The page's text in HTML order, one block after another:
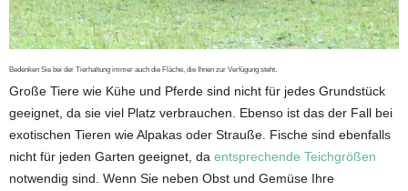
Bedenken Sie bei der Tierhaltung immer auch die Fläche, die Ihnen zur Verfügung steht.
Große Tiere wie Kühe und Pferde sind nicht für jedes Grundstück
geeignet, da sie viel Platz verbrauchen. Ebenso ist das der Fall bei
exotischen Tieren wie Alpakas oder Strauße. Fische sind ebenfalls
nicht für jeden Garten geeignet, da entsprechende Teichgrößen
notwendig sind. Wenn Sie neben Obst und Gemüse Ihre